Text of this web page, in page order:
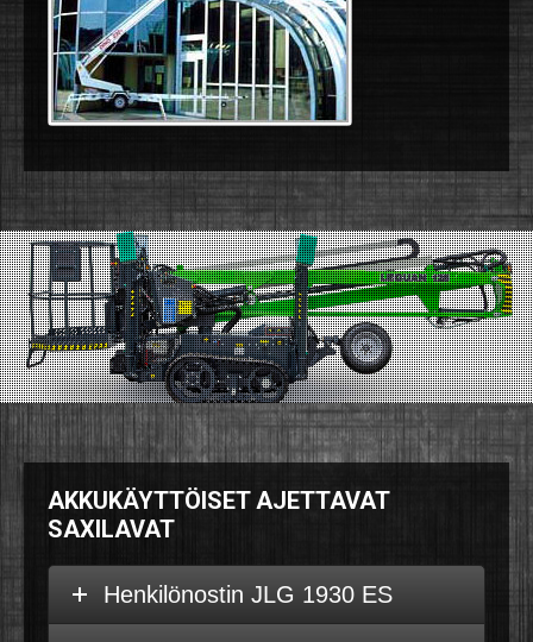
AKKUKÄYTTÖISET AJETTAVAT
SAXILAVAT
Henkilönostin JLG 1930 ES